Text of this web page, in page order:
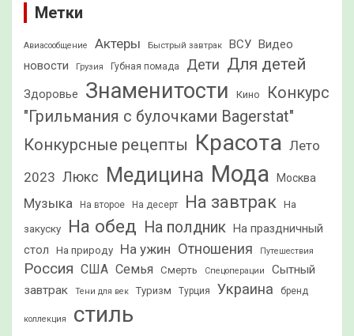
Метки
Авиасообщение Актеры Быстрый завтрак ВСУ Видео
новости
Грузия Губная помада Дети Для детей
Здоровье Знаменитости Кино
Конкурс
"Грильмания с булочками Bagerstat"
Конкурсные рецепты Красота Лето
2023 Люкс Медицина Мода Москва
Музыка На второе На десерт На завтрак На
закуску На обед На полдник На праздничный
стол
На природу На ужин Отношения Путешествия
Россия США Семья Смерть Спецоперации
Сытный
завтрак
Тени для век Туризм Турция Украина бренд
коллекция стиль